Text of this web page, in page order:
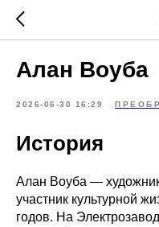
Алан Воуба
2026-06-30 16:29
История
Алан Воуба —
участник культурной
годов. На